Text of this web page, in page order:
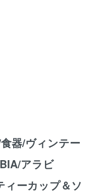
器/ヴィンテー
アラビ
ーカップ＆ソ